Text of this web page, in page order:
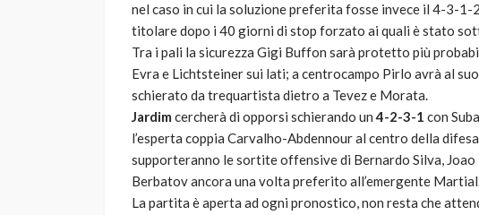
nel caso in cui la soluzione preferita fosse invece il 4-3-1-
titolare dopo i 40 giorni di stop forzato ai quali è stato
Tra i pali la sicurezza Gigi Buffon sarà protetto più
Evra e Lichtsteiner sui lati; a centrocampo Pirlo avrà al
schierato da trequartista dietro a Tevez e Morata.
Jardim cercherà di opporsi schierando un4-2-3-1 con
l’esperta coppia Carvalho-Abdennour al centro della
supporteranno le sortite offensive di Bernardo Silva,
Berbatov ancora una volta preferito all’emergente
La partita è aperta ad ogni pronostico, non resta che